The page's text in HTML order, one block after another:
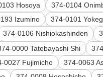
Hosoya 374-0104
Izumino 374-0101
374-0106 Nishiokashinden
0000 Tatebayashi Shi
0027 Fujimicho 374-0063